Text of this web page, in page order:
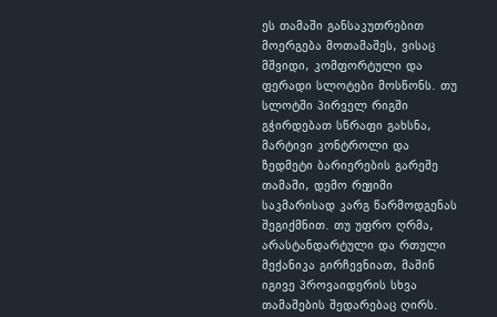
ეს თამაში განსაკუთრებით
მოერგება მოთამაშეს, ვისაც
მშვიდი, კომფორტული და
ფერადი სლოტები მოსწონს. თუ
სლოტში პირველ რიგში
გჭირდებათ სწრაფი გახსნა,
მარტივი კონტროლი და
ზედმეტი ბარიერების გარეშე
თამაში, დემო რეჟიმი
საკმარისად კარგ წარმოდგენას
შეგიქმნით. თუ უფრო ღრმა,
არასტანდარტული და რთული
მექანიკა გირჩევნიათ, მაშინ
იგივე პროვაიდერის სხვა
თამაშების შედარებაც ღირს.